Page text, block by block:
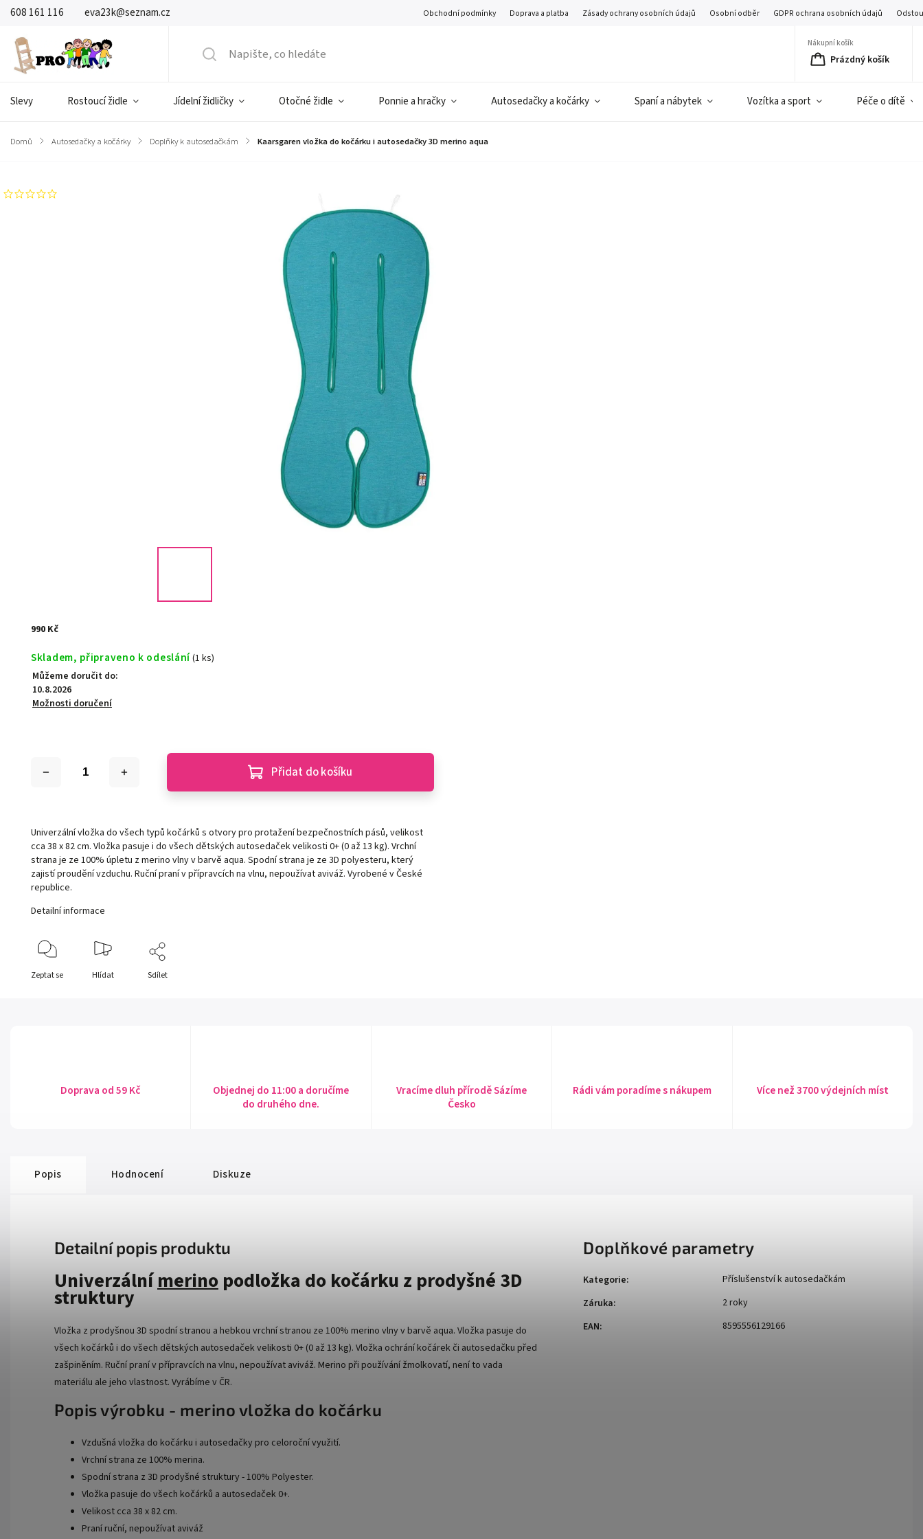
608 161 116 eva23k@seznam.cz Obchodní podmínky Doprava a platba Zásady ochrany osobních údajů Osobní odběr GDPR ochrana osobních údajů
Nákupní košík
Prázdný košík
Slevy Rostoucí židle Jídelní židličky Otočné židle Ponnie a hračky Autosedačky a kočárky Spaní a nábytek Vozítka a sport Péče o dítě
Domů / Autosedačky a kočárky / Doplňky k autosedačkám / Kaarsgaren vložka do kočárku i autosedačky 3D merino aqua
990 Kč
Skladem, připraveno k odeslání(1 ks)
Můžeme doručit do:
10.8.2026
Možnosti doručení
Přidat do košíku
Univerzální vložka do všech typů kočárků s otvory pro protažení bezpečnostních pásů, velikost
cca 38 x 82 cm. Vložka pasuje i do všech dětských autosedaček velikosti 0+ (0 až 13 kg). Vrchní
strana je ze 100% úpletu zmerino vlny v barvě aqua. Spodní strana je ze 3D polyesteru, který
zajistí proudění vzduchu. Ruční praní v přípravcích na vlnu, nepoužívat aviváž. Vyrobené v České
republice.
Detailní informace
Zeptat se Hlídat Sdílet
Doprava od 59 Kč
Objednej do 11:00 a doručíme
do druhého dne.
Vracíme dluh přírodě Sázíme
Česko
Rádi vám poradíme s nákupem Více než 3700 výdejních míst
Popis Hodnocení Diskuze
Detailní popis produktu
Univerzálnímerino podložka do kočárku z prodyšné 3D
struktury
Vložka z prodyšnou 3D spodní stranou a hebkou vrchní stranou ze 100% merino vlny v barvě aqua. Vložka pasuje do
všech kočárků i do všech dětských autosedaček velikosti 0+ (0 až 13 kg). Vložka ochrání kočárek či autosedačku před
zašpiněním. Ruční praní v přípravcích na vlnu, nepoužívat aviváž. Merino při používání žmolkovatí, není to vada
materiálu ale jeho vlastnost. Vyrábíme v ČR.
Popis výrobku - merino vložka do kočárku
Vzdušná vložka do kočárku i autosedačky pro celoroční využití.
Vrchní strana ze 100% merina.
Spodní strana z 3D prodyšné struktury - 100% Polyester.
Vložka pasuje do všech kočárků a autosedaček 0+.
Velikost cca 38 x 82 cm.
Praní ruční, nepoužívat aviváž
Doplňkové parametry
Kategorie:
Příslušenství k autosedačkám
Záruka:
2 roky
EAN: 8595556129166